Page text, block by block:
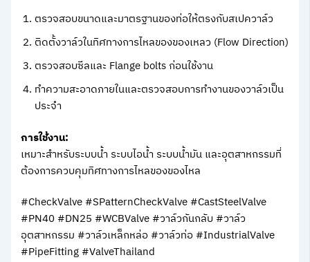
ตรวจสอบขนาดและมาตรฐานของท่อให้ตรงกับสเปควาล์ว
ติดตั้งวาล์วในทิศทางการไหลของของเหลว (Flow Direction)
ตรวจสอบซีลและ Flange bolts ก่อนใช้งาน
ทำความสะอาดภายในและตรวจสอบการทำงานของวาล์วเป็น
ประจำ
การใช้งาน:
เหมาะสำหรับระบบน้ำ ระบบไอน้ำ ระบบน้ำมัน และอุตสาหกรรมที่
ต้องการควบคุมทิศทางการไหลของของไหล
#CheckValve #SPatternCheckValve #CastSteelValve
#PN40 #DN25 #WCBValve #วาล์วกันกลับ #วาล์ว
อุตสาหกรรม #วาล์วเหล็กหล่อ #วาล์วท่อ #IndustrialValve
#PipeFitting #ValveThailand